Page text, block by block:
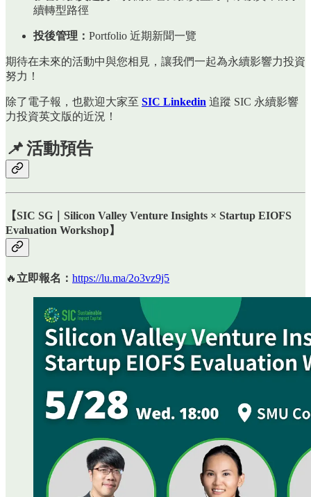
續轉型路徑
投後管理： Portfolio 近期新聞一覽
期待在未來的活動中與您相見，讓我們一起為永續影響力投資
努力！
除了電子報，也歡迎大家至 SIC Linkedin 追蹤 SIC 永續影響
力投資英文版的近況！
📌活動預告
【SIC SG｜Silicon Valley Venture Insights × Startup EIOFS
Evaluation Workshop】
🔥 立即報名： https://lu.ma/2o3vz9j5